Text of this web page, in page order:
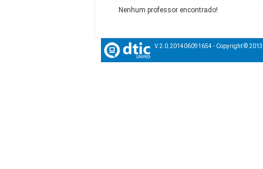
Nenhum professor encontrado!
V.2.0.201406091654 - Copyright ©